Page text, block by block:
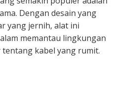
Dengan desain yang
yang jernih, alat ini
memantau lingkungan
kabel yang rumit.